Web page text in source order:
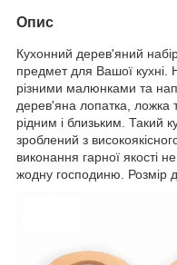
Опис
Кухонний дерев'яний
предмет для Вашої кухні.
різними малюнками та
дерев'яна лопатка, ложка
рідним і близьким. Такий
зроблений з
виконання гарної якості
жодну господиню. Розмір